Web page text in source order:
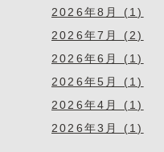
2026年8月 (1)
2026年7月 (2)
2026年6月 (1)
2026年5月 (1)
2026年4月 (1)
2026年3月 (1)